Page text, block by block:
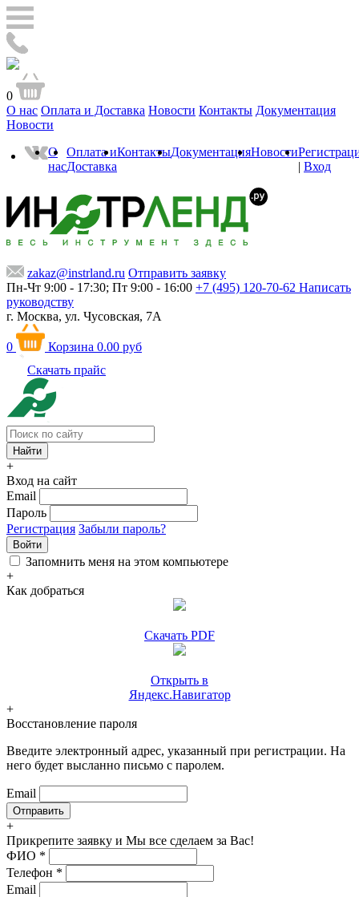
0
О нас Оплата и Доставка Новости Контакты Документация
Новости
О
нас
Оплата и
Доставка
КонтактыДокументацияНовости
| Вход
zakaz@instrland.ru Отправить заявку
Пн-Чт 9:00 - 17:30; Пт 9:00 - 16:00 +7 (495) 120-70-62 Написать
руководству
г. Москва, ул. Чусовская, 7А
0 Корзина 0.00 руб
Скачать прайс
+
Вход на сайт
Email
Пароль
Регистрация Забыли пароль?
Войти
Запомнить меня на этом компьютере
+
Как добраться
Скачать PDF
Открыть в
Яндекс.Навигатор
+
Восстановление пароля
Введите электронный адрес, указанный при регистрации. На
него будет высланно письмо с паролем.
Email
+
Прикрепите заявку и Мы все сделаем за Вас!
ФИО *
Телефон *
Email